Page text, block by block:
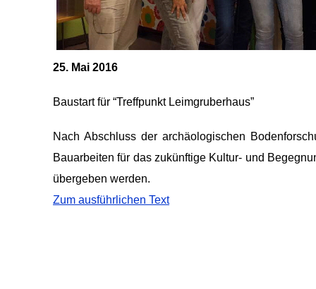
25. Mai 2016
Baustart für “Treffpunkt Leimgruberhaus”
Nach Abschluss der archäologischen
Bauarbeiten für das zukünftige Kultur- und
übergeben werden.
Zum ausführlichen Text